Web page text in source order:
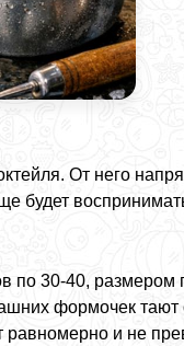
От него
будет
по 30-40, размером
формочек
и не